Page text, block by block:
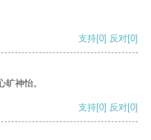
支持[0] 反对[0]
神怡。
支持[0] 反对[0]